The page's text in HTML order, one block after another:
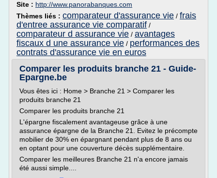
Site : http://www.panorabanques.com
Thèmes liés : comparateur d'assurance vie / frais
d'entree assurance vie comparatif /
comparateur d assurance vie / avantages
fiscaux d une assurance vie / performances des
contrats d'assurance vie en euros
Comparer les produits branche 21 - Guide-
Epargne.be
Vous êtes ici : Home > Branche 21 > Comparer les
produits branche 21
Comparer les produits branche 21
L'épargne fiscalement avantageuse grâce à une
assurance épargne de la Branche 21. Evitez le précompte
mobilier de 30% en épargnant pendant plus de 8 ans ou
en optant pour une couverture décès supplémentaire.
Comparer les meilleures Branche 21 n'a encore jamais
été aussi simple....